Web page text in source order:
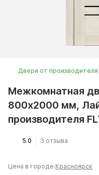
Двери от производителя
Межкомнатная
800x2000 мм,
производителя
5.0 3 отзыва
Цена в городе:Красноярск